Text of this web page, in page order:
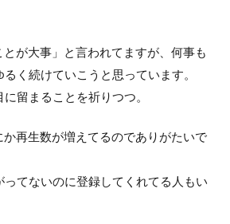
とが大事」と言われてますが、何事も
く続けていこうと思っています。
留まることを祈りつつ。
再生数が増えてるのでありがたいで
ってないのに登録してくれてる人もい